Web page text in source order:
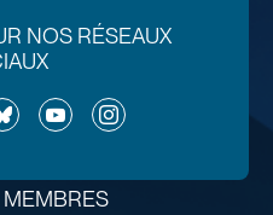
NOS RÉSEAUX
YouTubeInstagram